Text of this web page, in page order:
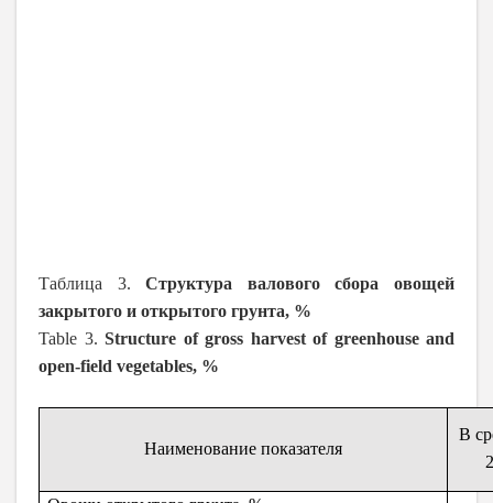
Таблица 3.Структура валового сбора овощей
закрытого и открытого грунта, %
Table 3. Structure of gross harvest of greenhouse and
open-field vegetables, %
Наименование показателя
В